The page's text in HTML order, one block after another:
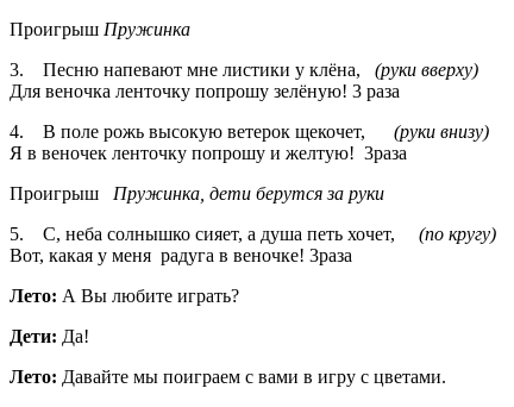
Проигрыш Пружинка
3. Песню напевают мне листики у клёна, (руки вверху)
Для веночка ленточку попрошу зелёную! 3 раза
4. В поле рожь высокую ветерок щекочет, (руки внизу)
Я в веночек ленточку попрошу и желтую! 3раза
Проигрыш Пружинка, дети берутся за руки
5. С, неба солнышко сияет, а душа петь хочет, (по кругу)
Вот, какая у меня радуга в веночке! 3раза
Лето: А Вы любите играть?
Дети: Да!
Лето: Давайте мы поиграем с вами в игру с цветами.